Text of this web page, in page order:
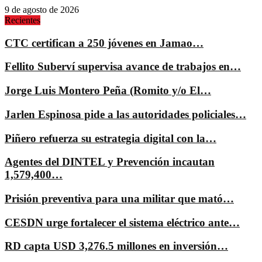
9 de agosto de 2026
Recientes
CTC certifican a 250 jóvenes en Jamao…
Fellito Suberví supervisa avance de trabajos en…
Jorge Luis Montero Peña (Romito y/o El…
Jarlen Espinosa pide a las autoridades policiales…
Piñero refuerza su estrategia digital con la…
Agentes del DINTEL y Prevención incautan
1,579,400…
Prisión preventiva para una militar que mató…
CESDN urge fortalecer el sistema eléctrico ante…
RD capta USD 3,276.5 millones en inversión…